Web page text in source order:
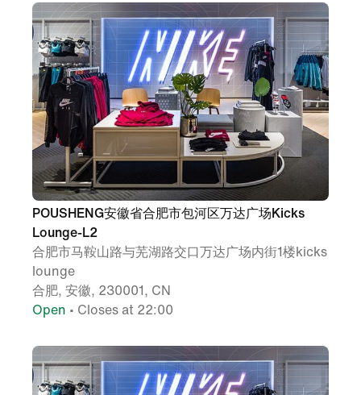
POUSHENG安徽省合肥市包河区万达广场Kicks
Lounge-L2
合肥市马鞍山路与芜湖路交口万达广场内街1楼kicks
lounge
合肥, 安徽, 230001, CN
Open • Closes at 22:00